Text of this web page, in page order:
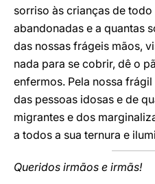
sorriso às crianças de
abandonadas e a quantas
das nossas frágeis mãos,
nada para se cobrir, dê o
enfermos. Pela nossa
das pessoas idosas e de
migrantes e dos
a todos a sua ternura e
Queridos irmãos e irmãs!